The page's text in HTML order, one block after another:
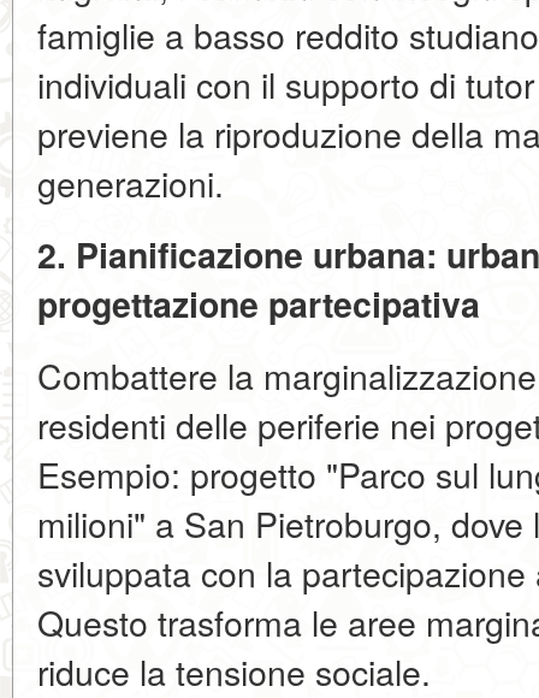
famiglie a basso reddito
individuali con il supporto di
previene la riproduzione della
generazioni.
2. Pianificazione urbana:
progettazione partecipativa
Combattere la
residenti delle periferie nei
Esempio: progetto "Parco sul
milioni" a San Pietroburgo,
sviluppata con la
Questo trasforma le aree
riduce la tensione sociale.